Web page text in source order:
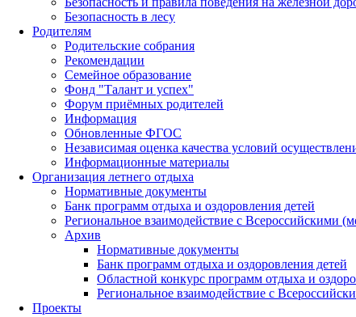
Безопасность в лесу
Родителям
Родительские собрания
Рекомендации
Семейное образование
Фонд "Талант и успех"
Форум приёмных родителей
Информация
Обновленные ФГОС
Независимая оценка качества условий
Информационные материалы
Организация летнего отдыха
Нормативные документы
Банк программ отдыха и оздоровления детей
Региональное взаимодействие с Всероссийскими
Архив
Нормативные документы
Банк программ отдыха и оздоровления детей
Областной конкурс программ отдыха и
Региональное взаимодействие с
Проекты